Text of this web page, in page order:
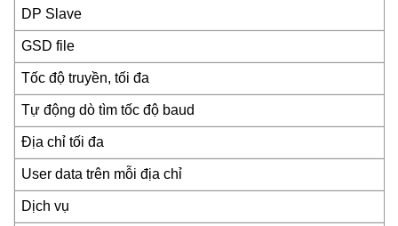
DP Slave
GSD file
Tốc độ truyền, tối đa
Tự động dò tìm tốc độ baud
Địa chỉ tối đa
User data trên mỗi địa chỉ
Dịch vụ